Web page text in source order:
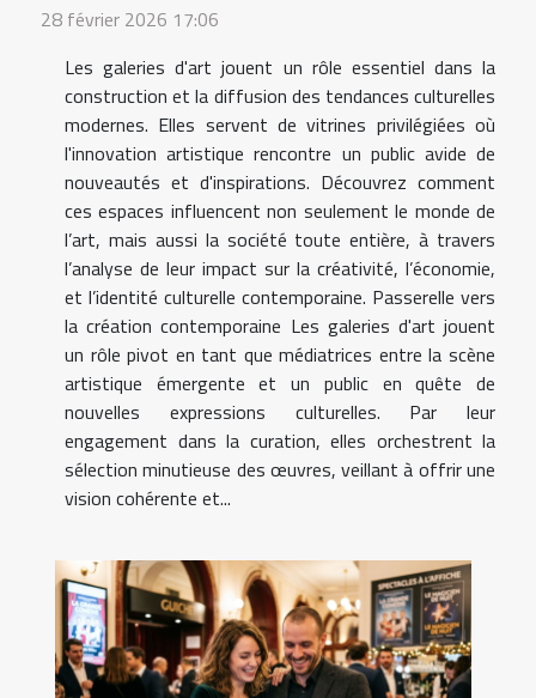
28 février 2026 17:06
Les galeries d'art jouent un rôle essentiel dans la
construction et la diffusion des tendances culturelles
modernes. Elles servent de vitrines privilégiées où
l'innovation artistique rencontre un public avide de
nouveautés et d'inspirations. Découvrez comment
ces espaces influencent non seulement le monde de
l’art, mais aussi la société toute entière, à travers
l’analyse de leur impact sur la créativité, l’économie,
et l’identité culturelle contemporaine. Passerelle vers
la création contemporaine Les galeries d'art jouent
un rôle pivot en tant que médiatrices entre la scène
artistique émergente et un public en quête de
nouvelles expressions culturelles. Par leur
engagement dans la curation, elles orchestrent la
sélection minutieuse des œuvres, veillant à offrir une
vision cohérente et...